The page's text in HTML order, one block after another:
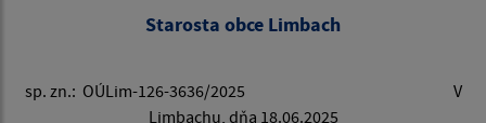
Starosta obce Limbach
sp. zn.: OÚLim-126-3636/2025 V
Limbachu, dňa 18.06.2025